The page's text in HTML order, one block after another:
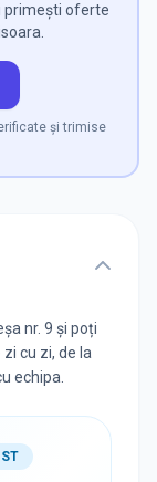
primești oferte
și trimise
nr. 9 și poți
cu zi, de la
echipa.